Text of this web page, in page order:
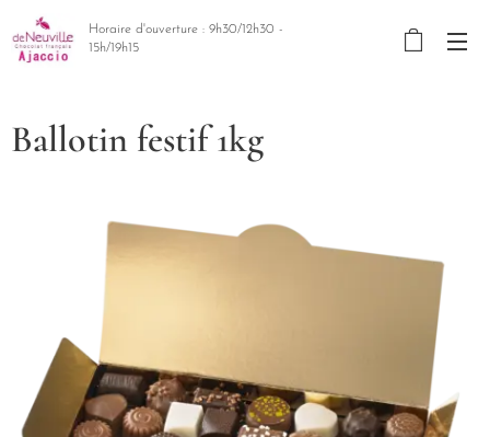
Horaire d'ouverture : 9h30/12h30 -
15h/19h15
Ballotin festif 1kg